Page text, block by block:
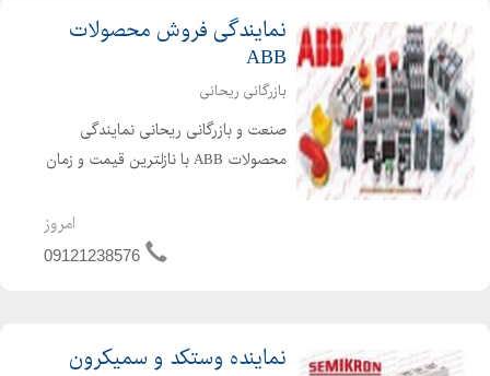
نمایندگی فروش محصولات
ABB
بازرگانی ریحانی
صنعت و بازرگانی ریحانی نمایندگی
محصولات ABB با نازلترین قیمت و زمان
قدرت-مدولار-ميني کنتاکتور-کنتاکتور
خازني ( ABB - رله هاي حرارتي ABB يا
امروز
09121238576
نماینده وستکد و سمیکرون